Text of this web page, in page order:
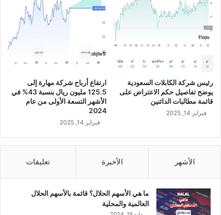
ن
ق
د
ا
ل
ه
ب
ق
م
رئيس شركة الكابلات السعودية
يوضح تفاصيل حكم الاعتراض على
قائمة مطالبات الدائنين
فبراير 14, 2025
ارتفاع أرباح شركة مهارة إلى
125.5 مليون ريال بنسبة 43% في
الأشهر التسعة الأولى من عام
2024
فبراير 14, 2025
الأشهر الأخيرة تعليقات
ما هي الأسهم الحلال؟ قائمة بالأسهم الحلال
العالمية والمحلية